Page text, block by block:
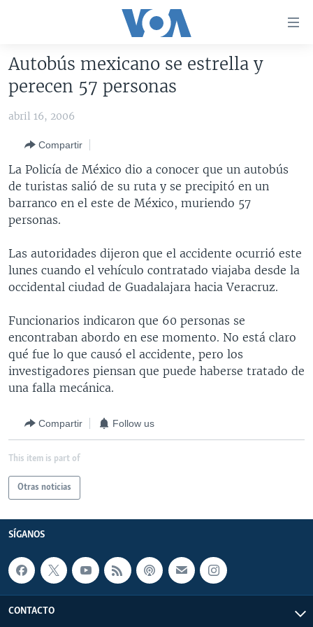
accesibilidad
contenido
principal
Salte
navegador
principal
Salte
AMÉRICA DEL NORTE
MÉXICO
HAITÍ
ELECCIONES EEUU 2024
ELECCIONES EEUU
VOTO DIVIDIDO
VOA VERIFICA
VOA VERIFICA UCRANIA/RUSIA
VOA VERIFICA INMIGRACIÓN
VOA VERIFICA AMÉRICA LATINA
AMÉRICA LATINA
ARGENTINA
BOLIVIA
COLOMBIA
CHILE
PERÚ
VENEZUELA
BRASIL
CHINA EN AMÉRICA LATINA
CENTROAMÉRICA
COSTA RICA
EL SALVADOR
GUATEMALA
NICARAGUA
OTRAS SECCIONES
INMIGRACIÓN
LIBERTAD DE PRENSA
ECONOMÍA
ENTRETENIMIENTO Y CULTURA
TECNOLOGÍA
CIENCIA Y SALUD
ESPECIALES DE LA VOA
LIBERTAD DE PRENSA
MULTIMEDIA
VIDEOS
FOTOGRAFÍA
PROGRAMAS TV
EL MUNDO AL DÍA
VISIÓN 360
LAS CLAVES
PANORAMA
RADIO
AUDIONOTICIAS
BUENOS DÍAS AMÉRICA
ESTADOS UNIDOS AL DÍA
EL MUNDO AL DÍA [RADIO]
NOTA ECONÓMICA
DOCUMENTALES DE LA VOA
Learning English
SÍGANOS
Idiomas
Autobús mexicano se estrella y
perecen 57 personas
abril 16, 2006
Compartir
La Policía de México dio a conocer que un autobús
de turistas salió de su ruta y se precipitó en un
barranco en el este de México, muriendo 57
personas.
Las autoridades dijeron que el accidente ocurrió este
lunes cuando el vehículo contratado viajaba desde la
occidental ciudad de Guadalajara hacia Veracruz.
Funcionarios indicaron que 60 personas se
encontraban abordo en ese momento. No está claro
qué fue lo que causó el accidente, pero los
investigadores piensan que puede haberse tratado de
una falla mecánica.
Compartir Follow us
This item is part of
Otras noticias
SÍGANOS
CONTACTO